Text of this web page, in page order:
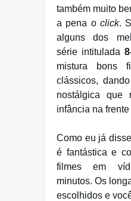
também muito
a pena o click.
alguns dos
série intitulada
mistura bons
clássicos,
nostálgica que
infância na
Como eu já
é fantástica e
filmes em
minutos. Os
escolhidos e